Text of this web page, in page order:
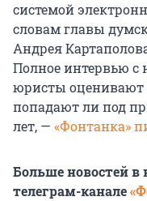
системой
словам главы
Андрея
Полное интервью с
юристы оценивают
попадают ли под
лет, — «Фонтанка»
Больше новостей
телеграм-канале